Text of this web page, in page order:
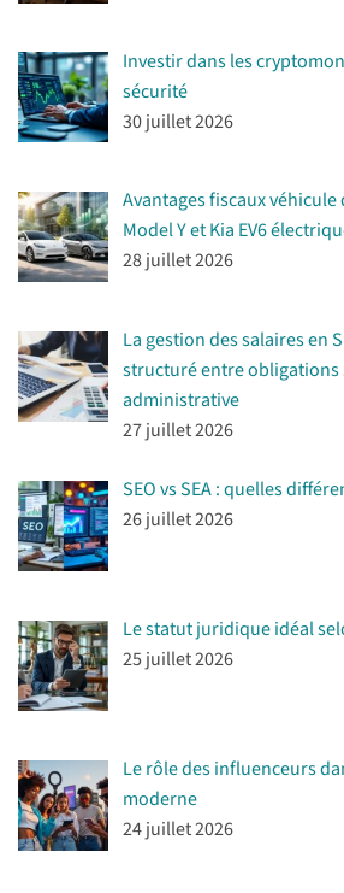
Investir dans les
sécurité
30 juillet 2026
Avantages fiscaux véhicule
Model Y et Kia EV6
28 juillet 2026
La gestion des salaires en
structuré entre obligations
administrative
27 juillet 2026
SEO vs SEA : quelles
26 juillet 2026
Le statut juridique idéal
25 juillet 2026
Le rôle des influenceurs
moderne
24 juillet 2026